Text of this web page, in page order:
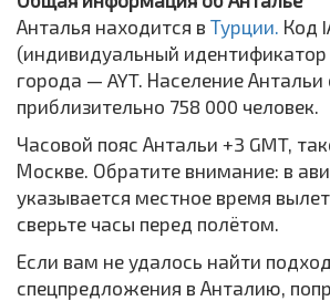
Анталья находится в Турции. Код
(индивидуальный
города — AYT. Население Антальи
приблизительно 758 000 человек.
Часовой пояс Антальи +3 GMT,
Москве. Обратите внимание: в
указывается местное время
сверьте часы перед полётом.
Если вам не удалось найти
спецпредложения в Анталию,